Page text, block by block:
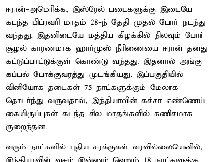
ஈரான்-அமெரிக்க, இஸ்ரேல் படைகளுக்கு இடையே
கடந்த பிப்ரவரி மாதம் 28-ந் தேதி முதல் போர் நடந்து
வந்தது. இதனிடையே மத்திய கிழக்கில் நிலவும் போர்
சூழல் காரணமாக ஹார்முஸ் நீரிணையை ஈரான் தனது
கட்டுப்பாட்டுக்குள் கொண்டு வந்தது. இதனால் அங்கு
கப்பல் போக்குவரத்து முடங்கியது. இப்பகுதியில்
வினியோக தடைகள் 75 நாட்களுக்கும் மேலாக
தொடர்ந்து வருவதால், இந்தியாவின் கச்சா எண்ணெய்
கையிருப்புகள் கடந்த சில மாதங்களில் கணிசமாக
குறைந்தன.
வரும் நாட்களில் புதிய சரக்குகள் வரவில்லையெனில்,